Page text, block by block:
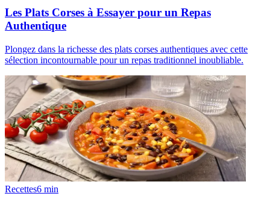
Les Plats Corses à Essayer pour un Repas
Authentique
Plongez dans la richesse des plats corses authentiques avec cette
sélection incontournable pour un repas traditionnel inoubliable.
Recettes6 min